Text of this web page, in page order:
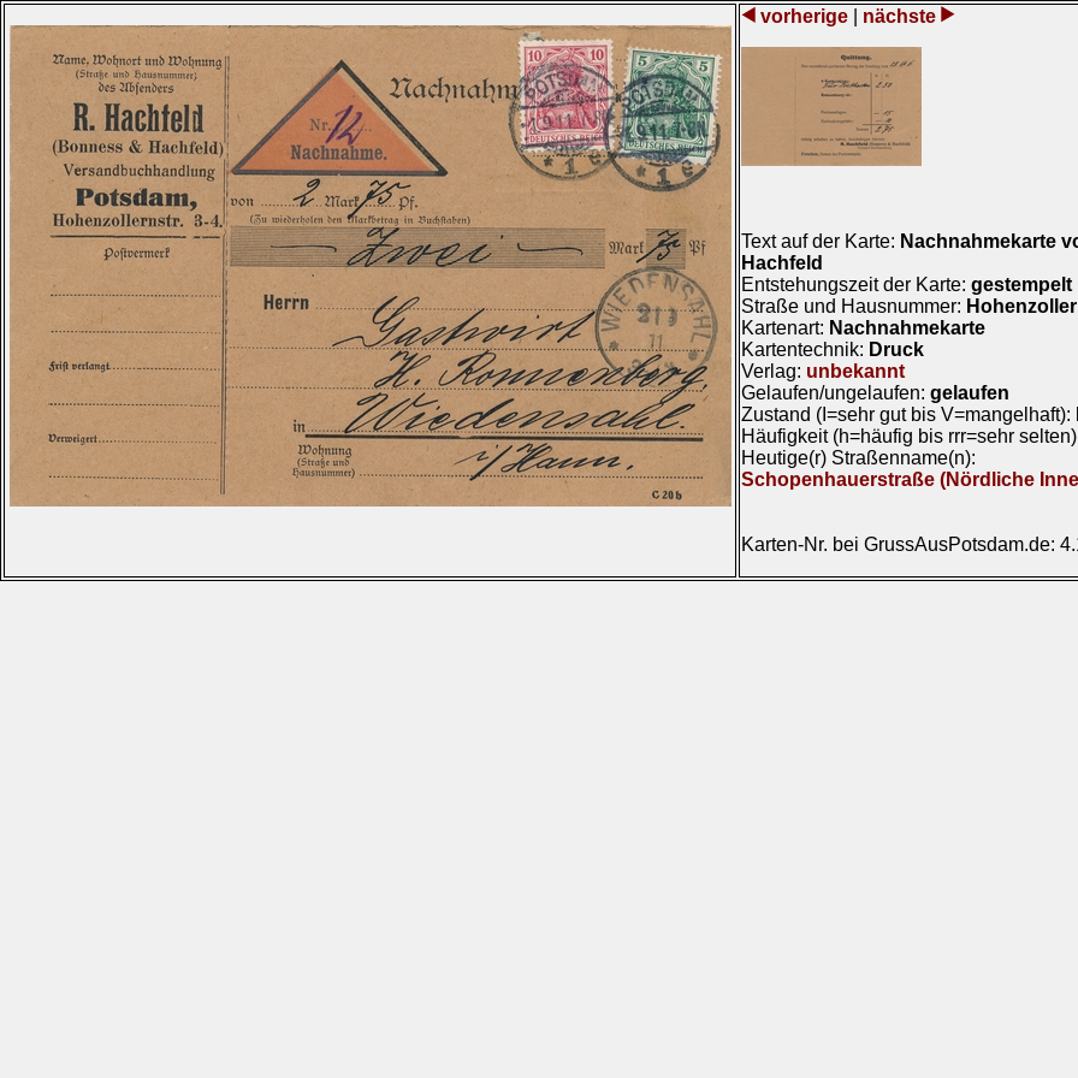
vorherige nächste
Text auf der Karte: Nachnahmekarte
Hachfeld
Entstehungszeit der Karte: gestempelt
Straße und Hausnummer:
Kartenart: Nachnahmekarte
Kartentechnik: Druck
Verlag: unbekannt
Gelaufen/ungelaufen: gelaufen
Zustand (I=sehr gut bis V=mangelhaft):
Häufigkeit (h=häufig bis rrr=sehr
Heutige(r) Straßenname(n):
Schopenhauerstraße (Nördliche
Karten-Nr. bei GrussAusPotsdam.de: